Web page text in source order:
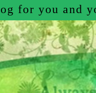
you and your
for you and